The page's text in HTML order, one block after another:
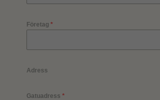
Företag *
Adress
Gatuadress *